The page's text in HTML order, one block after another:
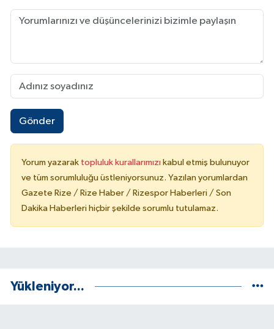
Gönder
Yorum yazarak topluluk kurallarımızı kabul etmiş bulunuyor
ve tüm sorumluluğu üstleniyorsunuz. Yazılan yorumlardan
Gazete Rize / Rize Haber / Rizespor Haberleri / Son
Dakika Haberleri hiçbir şekilde sorumlu tutulamaz.
Yükleniyor...